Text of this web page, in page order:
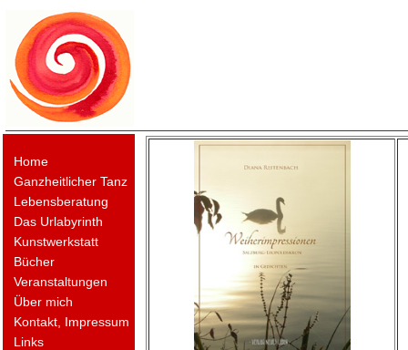
Home
Ganzheitlicher Tanz
Lebensberatung
Das Urlabyrinth
Kunstwerkstatt
Bücher
Veranstaltungen
Über mich
Kontakt, Impressum
Links